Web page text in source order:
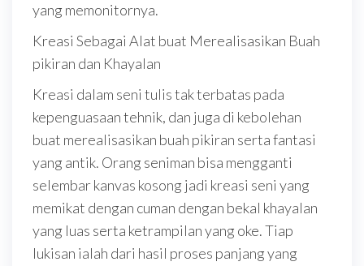
yang memonitornya.
Kreasi Sebagai Alat buat Merealisasikan Buah
pikiran dan Khayalan
Kreasi dalam seni tulis tak terbatas pada
kepenguasaan tehnik, dan juga di kebolehan
buat merealisasikan buah pikiran serta fantasi
yang antik. Orang seniman bisa mengganti
selembar kanvas kosong jadi kreasi seni yang
memikat dengan cuman dengan bekal khayalan
yang luas serta ketrampilan yang oke. Tiap
lukisan ialah dari hasil proses panjang yang